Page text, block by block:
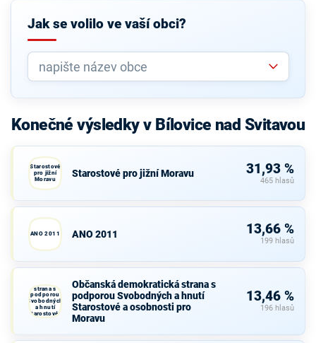
Jak se volilo ve vaší obci?
Konečné výsledky v Bílovice nad Svitavou
Starostové
pro jižní
Moravu
Starostové pro jižní Moravu 31,93 %
465 hlasů
ANO 2011 ANO 2011 13,66 %
199 hlasů
strana s
podporou
Svobodných
a hnutí
Starostové a
osobnosti
Občanská demokratická strana s
podporou Svobodných a hnutí
Starostové a osobnosti pro
Moravu
13,46 %
196 hlasů